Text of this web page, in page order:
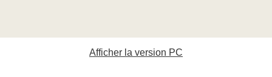
Afficher la version PC